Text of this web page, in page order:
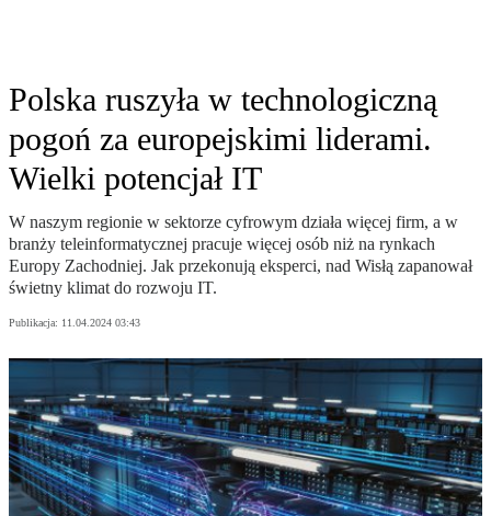
Polska ruszyła w technologiczną
pogoń za europejskimi liderami.
Wielki potencjał IT
W naszym regionie w sektorze cyfrowym działa więcej firm, a w
branży teleinformatycznej pracuje więcej osób niż na rynkach
Europy Zachodniej. Jak przekonują eksperci, nad Wisłą zapanował
świetny klimat do rozwoju IT.
Publikacja: 11.04.2024 03:43